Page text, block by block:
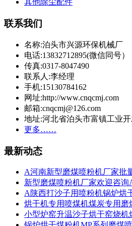
其他除尘配件
联系我们
名称:泊头市兴源环保机械厂
电话:13832712895(微信同号）
传真:0317-8047490
联系人:李经理
手机:15130784162
网址:http://www.cnqcmj.com
邮箱:cnqcmj@126.com
地址:河北省泊头市富镇工业
更多……
最新动态
A河南新型磨煤喷粉机厂家批
新型磨煤喷粉机厂家欢迎咨
A陕西打沙子用喷粉机锅炉烘
烘干机专用喷煤机煤炭专用
小型炉窑升温沙子烘干窑烧